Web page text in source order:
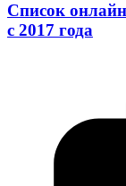
Список
с 2017 года